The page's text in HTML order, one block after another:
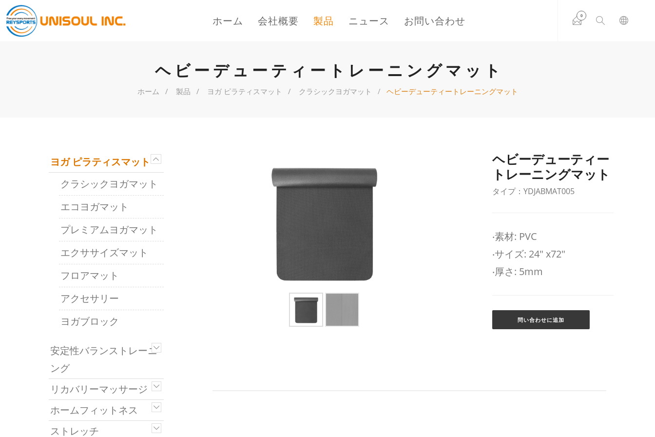
0
ホーム 会社概要 製品 ニュース お問い合わせ
ヘビーデューティートレーニングマット
ホーム 製品 ヨガ ピラティスマット クラシックヨガマット ヘビーデューティートレーニングマット
ヨガ ピラティスマット
クラシックヨガマット
エコヨガマット
プレミアムヨガマット
エクササイズマット
フロアマット
アクセサリー
ヨガブロック
安定性バランストレーニ
ング
リカバリーマッサージ
ホームフィットネス
ストレッチ
ヘビーデューティー
トレーニングマット
タイプ：YDJABMAT005
‧素材: PVC
‧サイズ: 24" x72"
‧厚さ: 5mm
問い合わせに追加